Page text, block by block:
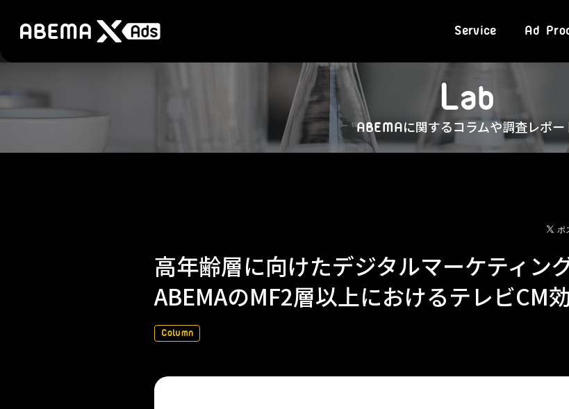
Service Ad
Lab
ABEMAに関するコラムや調査レポー
高年齢層に向けたデジタルマーケティ
ABEMAのMF2層以上におけるテレビCM
Column